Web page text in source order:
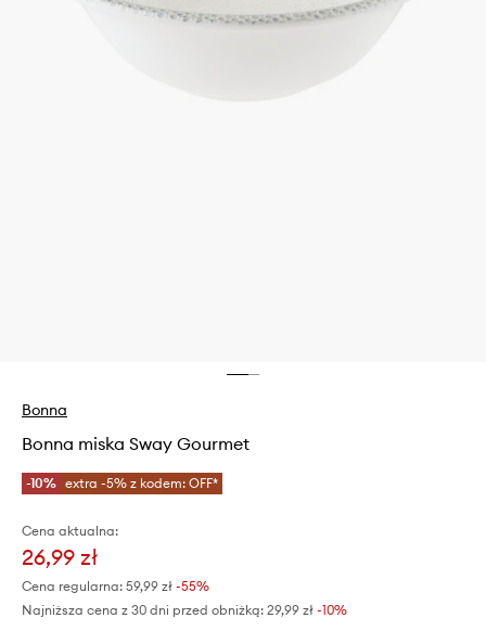
Bonna
Bonna miska Sway Gourmet
-10% extra -5% z kodem: OFF*
Cena aktualna:
26,99 zł
Cena regularna: 59,99 zł -55%
Najniższa cena z 30 dni przed obniżką: 29,99 zł -10%